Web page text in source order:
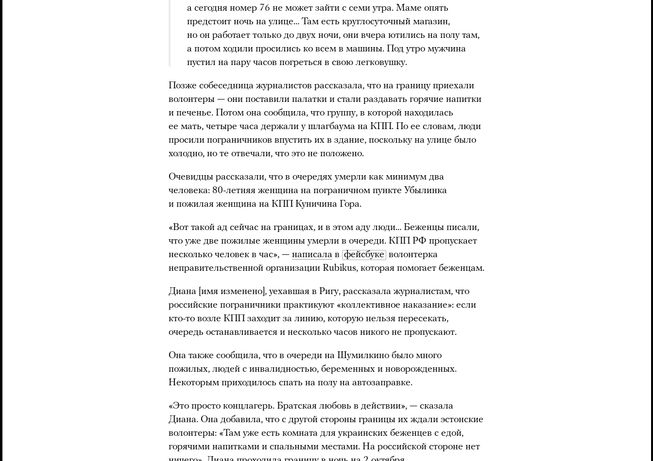
а сегодня номер 76 не может зайти с семи утра. Маме опять
предстоит ночь на улице… Там есть круглосуточный магазин,
но он работает только до двух ночи, они вчера ютились на полу там,
а потом ходили просились ко всем в машины. Под утро мужчина
пустил на пару часов погреться в свою легковушку.
Позже собеседница журналистов рассказала, что на границу приехали
волонтеры — они поставили палатки и стали раздавать горячие напитки
и печенье. Потом она сообщила, что группу, в которой находилась
ее мать, четыре часа держали у шлагбаума на КПП. По ее словам, люди
просили пограничников впустить их в здание, поскольку на улице было
холодно, но те отвечали, что это не положено.
Очевидцы рассказали, что в очередях умерли как минимум два
человека: 80-летняя женщина на пограничном пункте Убылинка
и пожилая женщина на КПП Куничина Гора.
«Вот такой ад сейчас на границах, и в этом аду люди… Беженцы писали,
что уже две пожилые женщины умерли в очереди. КПП РФ пропускает
несколько человек в час», — написала в фейсбуке волонтерка
неправительственной организации Rubikus, которая помогает беженцам.
Диана [имя изменено], уехавшая в Ригу, рассказала журналистам, что
российские пограничники практикуют «коллективное наказание»: если
кто-то возле КПП заходит за линию, которую нельзя пересекать,
очередь останавливается и несколько часов никого не пропускают.
Она также сообщила, что в очереди на Шумилкино было много
пожилых, людей с инвалидностью, беременных и новорожденных.
Некоторым приходилось спать на полу на автозаправке.
«Это просто концлагерь. Братская любовь в действии», — сказала
Диана. Она добавила, что с другой стороны границы их ждали эстонские
волонтеры: «Там уже есть комната для украинских беженцев с едой,
горячими напитками и спальными местами. На российской стороне нет